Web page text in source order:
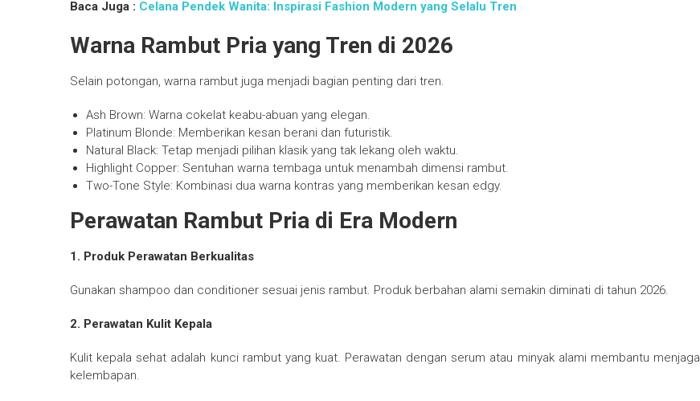
Baca Juga : Celana Pendek Wanita: Inspirasi Fashion Modern yang Selalu Tren
Warna Rambut Pria yang Tren di 2026
Selain potongan, warna rambut juga menjadi bagian penting dari tren.
Ash Brown: Warna cokelat keabu-abuan yang elegan.
Platinum Blonde: Memberikan kesan berani dan futuristik.
Natural Black: Tetap menjadi pilihan klasik yang tak lekang oleh waktu.
Highlight Copper: Sentuhan warna tembaga untuk menambah dimensi rambut.
Two-Tone Style: Kombinasi dua warna kontras yang memberikan kesan edgy.
Perawatan Rambut Pria di Era Modern
1. Produk Perawatan Berkualitas
Gunakan shampoo dan conditioner sesuai jenis rambut. Produk berbahan alami semakin diminati di tahun 2026.
2. Perawatan Kulit Kepala
Kulit kepala sehat adalah kunci rambut yang kuat. Perawatan dengan serum atau minyak alami membantu menjaga
kelembapan.